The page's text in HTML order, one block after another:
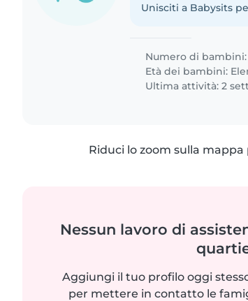
Unisciti a Babysits
Numero di bambini:
Età dei bambini:
Ultima attività: 2
Riduci lo zoom sulla
Nessun lavoro di
Aggiungi il tuo profilo oggi
per mettere in contatto le